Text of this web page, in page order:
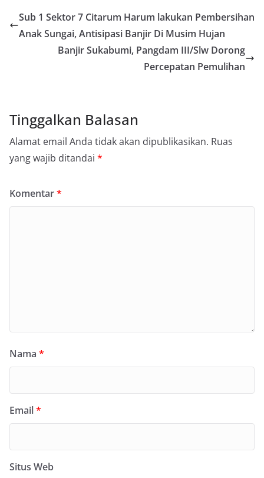
Sub 1 Sektor 7 Citarum Harum lakukan Pembersihan
Anak Sungai, Antisipasi Banjir Di Musim Hujan
Banjir Sukabumi, Pangdam III/Slw Dorong
Percepatan Pemulihan
Tinggalkan Balasan
Alamat email Anda tidak akan dipublikasikan. Ruas
yang wajib ditandai *
Komentar*
Nama *
Email*
Situs Web